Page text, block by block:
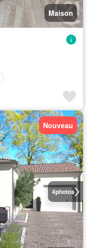
Maison
4photos
Nouveau